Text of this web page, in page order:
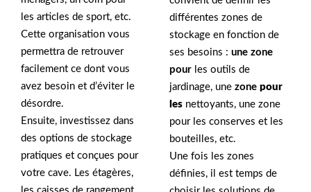
les articles de sport, etc.
Cette organisation vous
permettra de retrouver
facilement ce dont vous
avez besoin et d’éviter le
désordre.
Ensuite, investissez dans
des options de stockage
pratiques et conçues pour
votre cave. Les étagères,
différentes zones de
stockage en fonction de
ses besoins : une zone
pour les outils de
jardinage, une zone pour
les nettoyants, une zone
pour les conserves et les
bouteilles, etc.
Une fois les zones
définies, il est temps de